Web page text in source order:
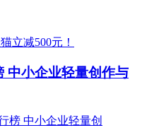
中小企业轻量创作与